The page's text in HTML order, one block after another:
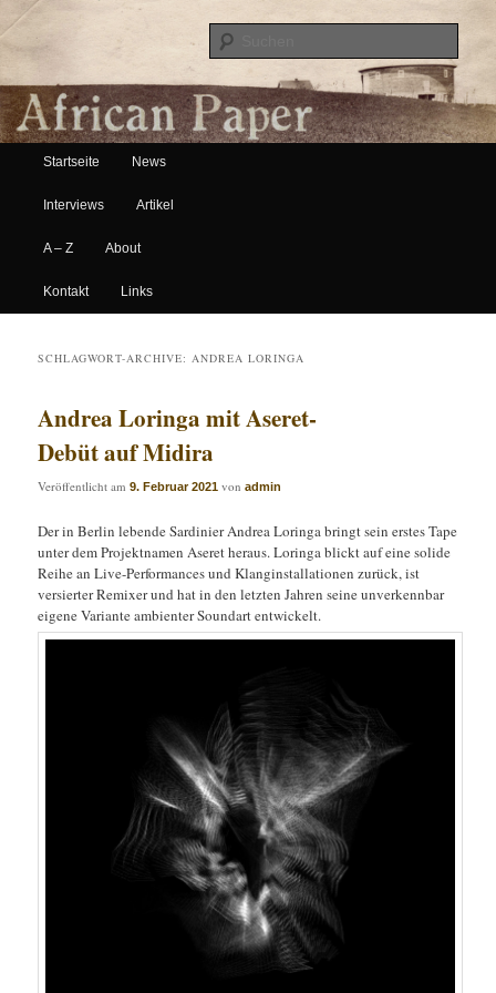
African Paper
Hauptmenü
Zum Inhalt wechseln
Zum sekundären Inhalt wechseln
Startseite News
Interviews Artikel
A – Z About
Kontakt Links
SCHLAGWORT-ARCHIVE:ANDREA LORINGA
Andrea Loringa mit Aseret-
Debüt auf Midira
Veröffentlicht am9. Februar 2021 vonadmin
Der in Berlin lebende Sardinier Andrea Loringa bringt sein erstes Tape
unter dem Projektnamen Aseret heraus. Loringa blickt auf eine solide
Reihe an Live-Performances und Klanginstallationen zurück, ist
versierter Remixer und hat in den letzten Jahren seine unverkennbar
eigene Variante ambienter Soundart entwickelt.